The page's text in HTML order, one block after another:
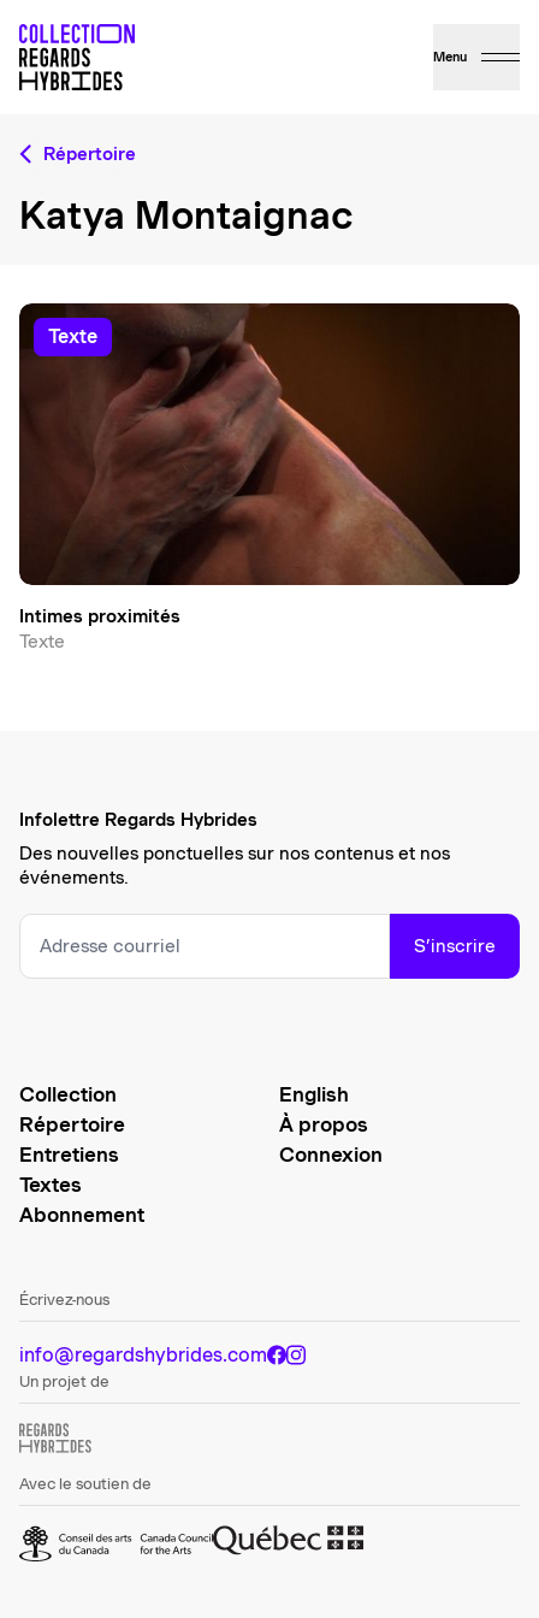
Menu
Répertoire
Katya Montaignac
texte
Intimes proximités
Texte
Infolettre Regards Hybrides
Des nouvelles ponctuelles sur nos contenus et nos
événements.
S’inscrire
Collection
Répertoire
Entretiens
Textes
Abonnement
English
À propos
Connexion
Écrivez-nous
info@regardshybrides.com
Un projet de
Avec le soutien de